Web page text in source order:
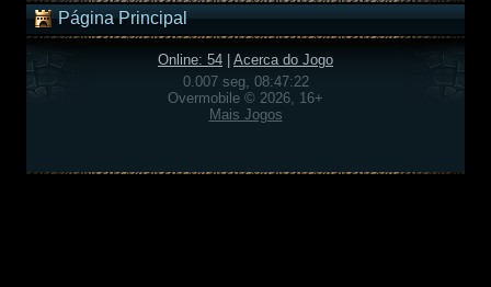
Página Principal
Online: 54
Acerca do Jogo
0.007 seg, 08:47:22
Overmobile © 2026, 16+
Mais Jogos